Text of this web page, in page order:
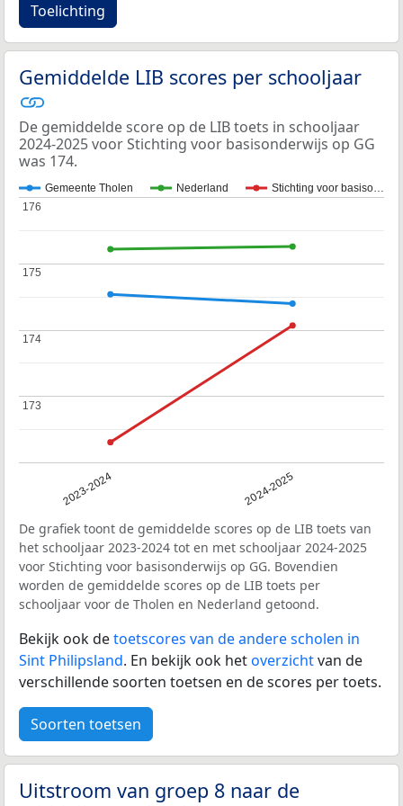
Toelichting
Gemiddelde LIB scores per schooljaar
De gemiddelde score op de LIB toets in schooljaar
2024-2025 voor Stichting voor basisonderwijs op GG
was 174.
Gemeente Tholen Nederland Stichting voor basiso…
2023-2024 2024-2025
173
173
174
174
175
175
176
176
De grafiek toont de gemiddelde scores op de LIB toets van
het schooljaar 2023-2024 tot en met schooljaar 2024-2025
voor Stichting voor basisonderwijs op GG. Bovendien
worden de gemiddelde scores op de LIB toets per
schooljaar voor de Tholen en Nederland getoond.
Bekijk ook detoetscores van de andere scholen in
Sint Philipsland. En bekijk ook hetoverzichtvan de
verschillende soorten toetsen en de scores per toets.
Soorten toetsen
Uitstroom van groep 8 naar de